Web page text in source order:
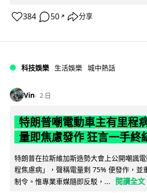
384 50 ↗ 分享
科技娛樂 生活娛樂 城中熱話
Vin 2 日
特朗普嘲電動車主有里程
量即焦慮發作 狂言一手終
特朗普在拉斯維加斯造勢大會上公開嘲諷
程焦慮病」，聲稱電量剩 75% 便發作，並
制令。惟專業車媒隨即反駁，...
閱讀全文